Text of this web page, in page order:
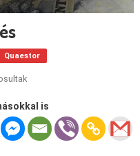
Quaestor
is